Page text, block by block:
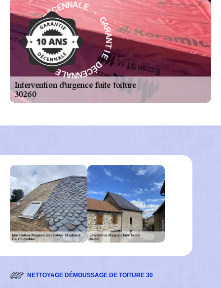
G
A
R
A
N
T
I
E
D
É
C
E
N
NALE - GAR
A
N
T
I
E
D
É
C
E
N
N
A
L
E
-
NETTOYAGE DÉMOUSSAGE DE TOITURE 30